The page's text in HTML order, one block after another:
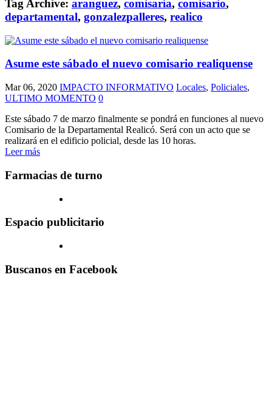
Tag Archive: aranguez, comisaria, comisario,
departamental, gonzalezpalleres, realico
Asume este sábado el nuevo comisario realiquense
Mar 06, 2020 IMPACTO INFORMATIVO Locales, Policiales,
ULTIMO MOMENTO 0
Este sábado 7 de marzo finalmente se pondrá en funciones al nuevo
Comisario de la Departamental Realicó. Será con un acto que se
realizará en el edificio policial, desde las 10 horas.
Leer más
Farmacias de turno
Espacio publicitario
Buscanos en Facebook